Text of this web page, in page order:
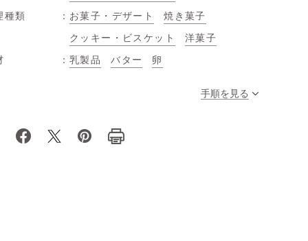
種類
お菓子・デザート
焼き菓子
クッキー・ビスケット
洋菓子
乳製品 バター 卵
手順を見る